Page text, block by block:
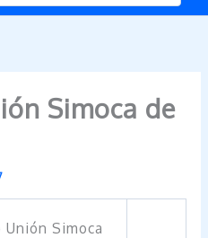
Simoca de
Unión Simoca